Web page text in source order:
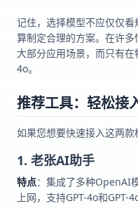
记住，选择模型不应仅仅
算制定合理的方案。在许
大部分应用场景，而只有
4o。
推荐工具：轻松接
如果您想要快速接入这两款
1. 老张AI助手
特点：集成了多种OpenAI
上网，支持GPT-4o和GPT-